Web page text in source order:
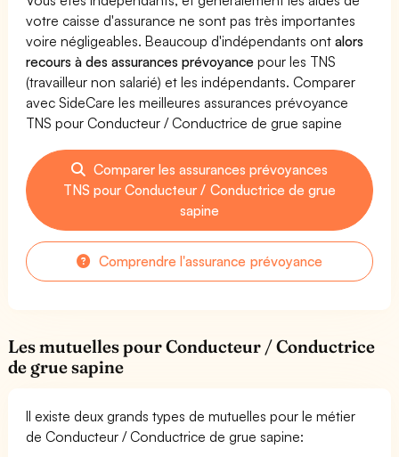
votre caisse d'assurance ne sont pas très importantes
voire négligeables. Beaucoup d'indépendants ontalors
recours à des assurances prévoyance pour les TNS
(travailleur non salarié) et les indépendants. Comparer
avec SideCare les meilleures assurances prévoyance
TNS pour Conducteur / Conductrice de grue sapine
Comparer les assurances prévoyances
TNS pour Conducteur / Conductrice de grue
sapine
Comprendre l'assurance prévoyance
Les mutuelles pour Conducteur / Conductrice
de grue sapine
Il existe deux grands types de mutuelles pour le métier
de Conducteur / Conductrice de grue sapine: